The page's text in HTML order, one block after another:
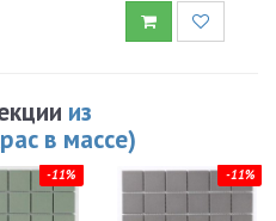
из
в массе)
-11% -11%